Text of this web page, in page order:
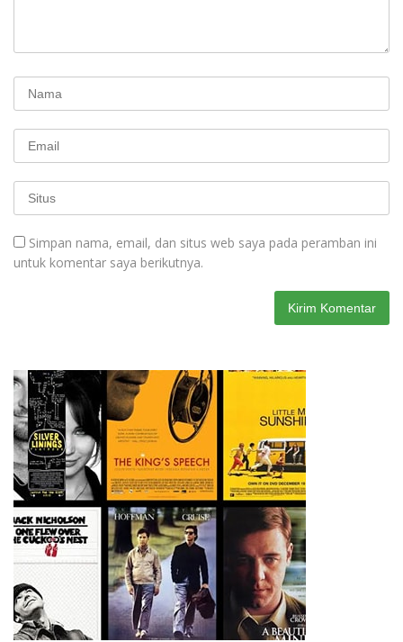
Simpan nama, email, dan situs web saya pada peramban ini
untuk komentar saya berikutnya.